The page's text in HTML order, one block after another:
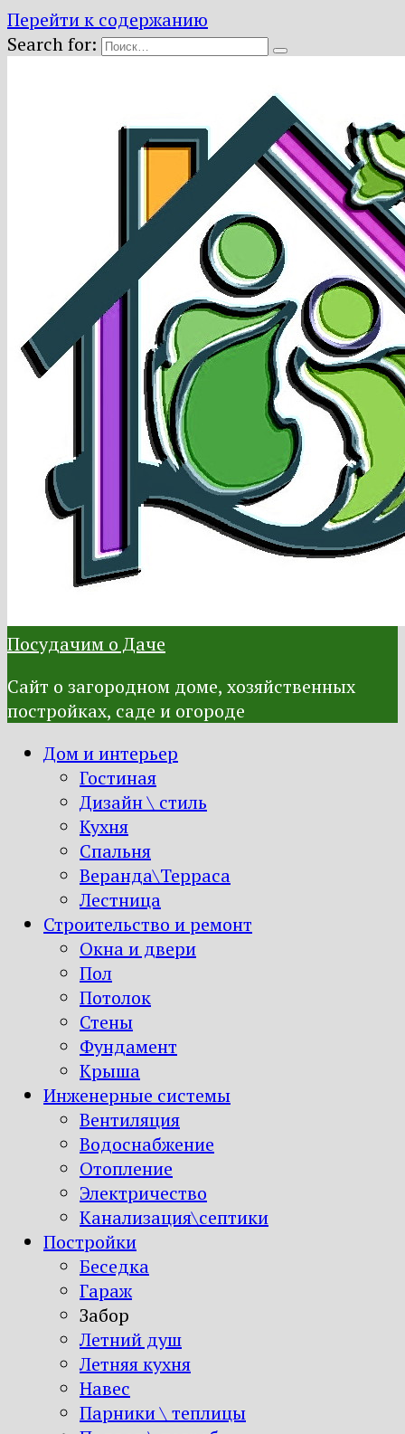
Перейти к содержанию
Search for:
Посудачим о Даче
Сайт о загородном доме, хозяйственных
постройках, саде и огороде
Дом и интерьер
Гостиная
Дизайн \ стиль
Кухня
Спальня
Веранда\Терраса
Лестница
Строительство и ремонт
Окна и двери
Пол
Потолок
Стены
Фундамент
Крыша
Инженерные системы
Вентиляция
Водоснабжение
Отопление
Электричество
Канализация\септики
Постройки
Беседка
Гараж
Забор
Летний душ
Летняя кухня
Навес
Парники \ теплицы